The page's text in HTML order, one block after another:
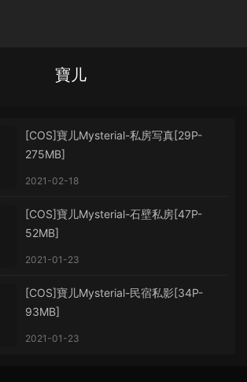
寶儿
[COS]寶儿Mysterial-私房写真[29P-
275MB]
2021-02-18
[COS]寶儿Mysterial-石壁私房[47P-
52MB]
2021-01-23
[COS]寶儿Mysterial-民宿私影[34P-
93MB]
2021-01-23